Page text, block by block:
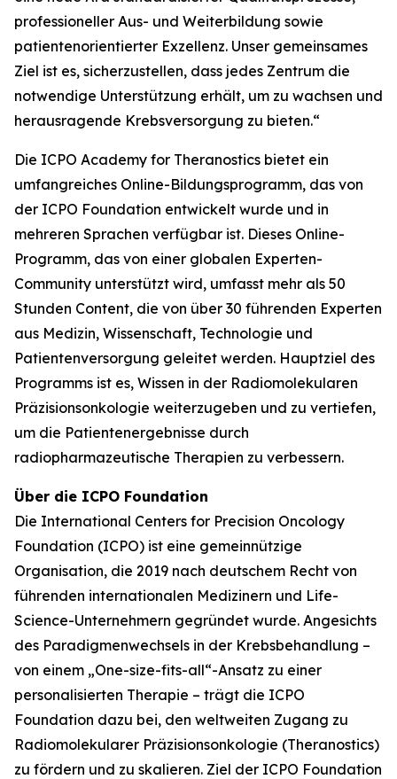
professioneller Aus- und Weiterbildung sowie
patientenorientierter Exzellenz. Unser gemeinsames
Ziel ist es, sicherzustellen, dass jedes Zentrum die
notwendige Unterstützung erhält, um zu wachsen und
herausragende Krebsversorgung zu bieten.“
Die ICPO Academy for Theranostics bietet ein
umfangreiches Online-Bildungsprogramm, das von
der ICPO Foundation entwickelt wurde und in
mehreren Sprachen verfügbar ist. Dieses Online-
Programm, das von einer globalen Experten-
Community unterstützt wird, umfasst mehr als 50
Stunden Content, die von über 30 führenden Experten
aus Medizin, Wissenschaft, Technologie und
Patientenversorgung geleitet werden. Hauptziel des
Programms ist es, Wissen in der Radiomolekularen
Präzisionsonkologie weiterzugeben und zu vertiefen,
um die Patientenergebnisse durch
radiopharmazeutische Therapien zu verbessern.
Über die ICPO Foundation
Die International Centers for Precision Oncology
Foundation (ICPO) ist eine gemeinnützige
Organisation, die 2019 nach deutschem Recht von
führenden internationalen Medizinern und Life-
Science-Unternehmern gegründet wurde. Angesichts
des Paradigmenwechsels in der Krebsbehandlung –
von einem „One-size-fits-all“-Ansatz zu einer
personalisierten Therapie – trägt die ICPO
Foundation dazu bei, den weltweiten Zugang zu
Radiomolekularer Präzisionsonkologie (Theranostics)
zu fördern und zu skalieren. Ziel der ICPO Foundation